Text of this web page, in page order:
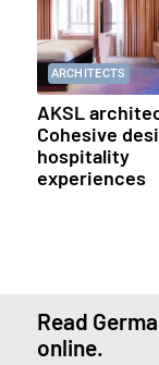
ARCHITECTS
AKSL
Cohesive
hospitality
experiences
Read
online.